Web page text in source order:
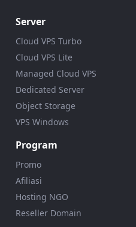
Server
Cloud VPS Turbo
Cloud VPS Lite
Managed Cloud VPS
Dedicated Server
Object Storage
VPS Windows
Program
Promo
Afiliasi
Hosting NGO
Reseller Domain